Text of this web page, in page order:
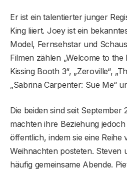
Er ist ein talentierter junger
King liiert. Joey ist ein
Model, Fernsehstar und
Filmen zählen „Welcome to the
Kissing Booth 3“, „Zeroville“,
„Sabrina Carpenter: Sue Me“
Die beiden sind seit September
machten ihre Beziehung
öffentlich, indem sie eine Reihe
Weihnachten posteten. Steven
häufig gemeinsame Abende.